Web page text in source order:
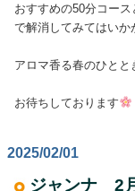
おすすめの50分コー
で解消してみてはいか
アロマ香る春のひとと
お待ちしております
2025/02/01
ジャンナ 2